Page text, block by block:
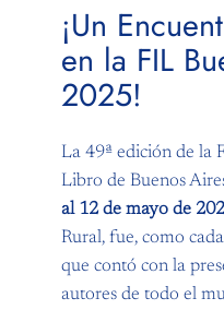
¡Un
en la FIL
2025!
La 49ª edición de la
Libro de Buenos
al 12 de mayo de
Rural, fue, como
que contó con la
autores de todo el